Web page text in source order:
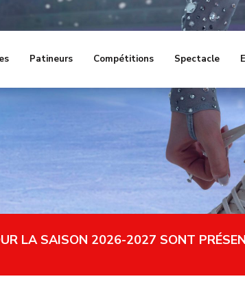
Patineurs Compétitions Spectacle
LA SAISON 2026-2027 SONT